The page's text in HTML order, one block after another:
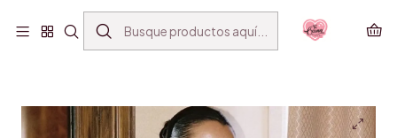
ENVÍO GRATIS SANTIAGO(*) POR COMPRAS SOBRE$39.990
VESTUARIO MINI TOPS TOP CUELLO BOTE